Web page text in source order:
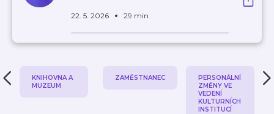
22. 5. 2026 29 min
KNIHOVNA A
MUZEUM
ZAMĚSTNANEC
PERSONÁLNÍ
ZMĚNY VE
VEDENÍ
KULTURNÍCH
INSTITUCÍ